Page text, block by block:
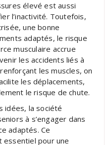
élevé est aussi
l’inactivité. Toutefois,
une bonne
adaptés, le risque
musculaire accrue
les accidents liés à
les muscles, on
les déplacements,
le risque de chute.
idées, la société
à s’engager dans
adaptés. Ce
essentiel pour une